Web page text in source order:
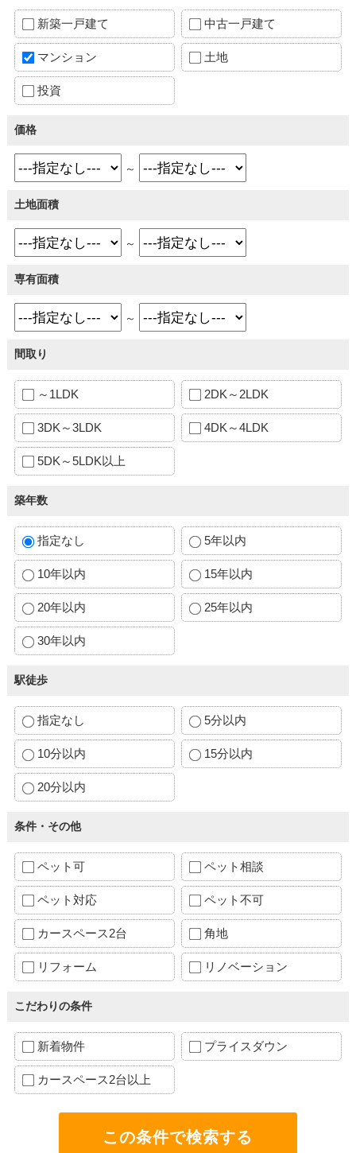
新築一戸建て 中古一戸建て
マンション 土地
投資
価格
～
土地面積
～
専有面積
～
間取り
～1LDK 2DK～2LDK
3DK～3LDK 4DK～4LDK
5DK～5LDK以上
築年数
指定なし 5年以内
10年以内 15年以内
20年以内 25年以内
30年以内
駅徒歩
指定なし 5分以内
10分以内 15分以内
20分以内
条件・その他
ペット可 ペット相談
ペット対応 ペット不可
カースペース2台 角地
リフォーム リノベーション
こだわりの条件
新着物件 プライスダウン
カースペース2台以上